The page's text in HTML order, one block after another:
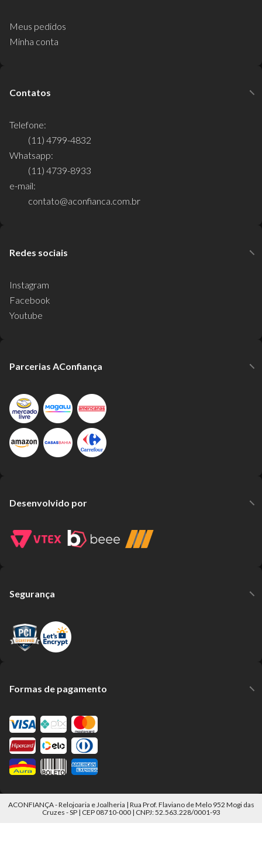
Meus pedidos
Minha conta
Contatos
Telefone:
(11) 4799-4832
Whatsapp:
(11) 4739-8933
e-mail:
contato@aconfianca.com.br
Redes sociais
Instagram
Facebook
Youtube
Parcerias AConfiança
Desenvolvido por
Segurança
Formas de pagamento
ACONFIANÇA - Relojoaria e Joalheria | Rua Prof. Flaviano de Melo 952 Mogi das
Cruzes - SP | CEP 08710-000 | CNPJ: 52.563.228/0001-93